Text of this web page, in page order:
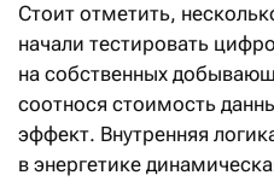
Стоит отметить,
начали тестировать
на собственных
соотнося стоимость
эффект. Внутренняя
в энергетике